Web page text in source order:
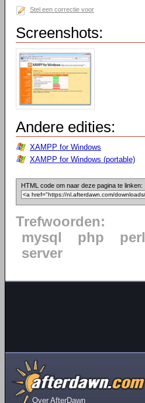
Stel een correctie voor
Screenshots:
Andere edities:
XAMPP for Windows
XAMPP for Windows (portable)
HTML code om naar deze pagina te linken:
Trefwoorden:
mysql
php perl
server
Over AfterDawn